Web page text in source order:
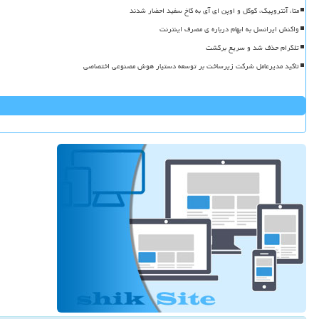
متا، آنتروپیک، گوگل و اوپن ای آی به کاخ سفید احضار شدند
واکنش ایرانسل به ابهام درباره ی مصرف اینترنت
تلگرام حذف شد و سریع برگشت
تاکید مدیرعامل شرکت زیرساخت بر توسعه دستیار هوش مصنوعی اختصاصی